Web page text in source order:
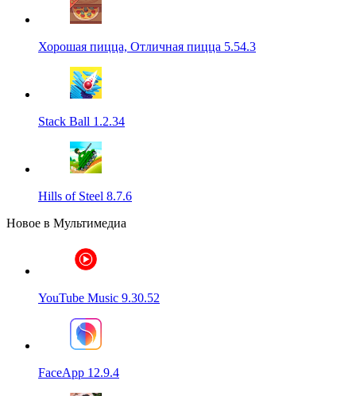
Хорошая пицца, Отличная пицца 5.54.3
Stack Ball 1.2.34
Hills of Steel 8.7.6
Новое в Мультимедиа
YouTube Music 9.30.52
FaceApp 12.9.4